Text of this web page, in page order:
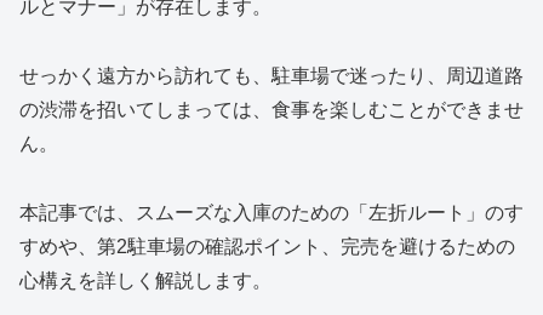
ルとマナー」が存在します。
せっかく遠方から訪れても、駐車場で迷ったり、周辺道路
の渋滞を招いてしまっては、食事を楽しむことができませ
ん。
本記事では、スムーズな入庫のための「左折ルート」のす
すめや、第2駐車場の確認ポイント、完売を避けるための
心構えを詳しく解説します。